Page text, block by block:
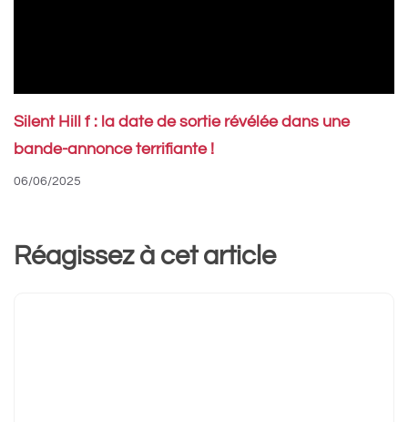
Silent Hill f : la date de sortie révélée dans une
bande-annonce terrifiante !
06/06/2025
Réagissez à cet article